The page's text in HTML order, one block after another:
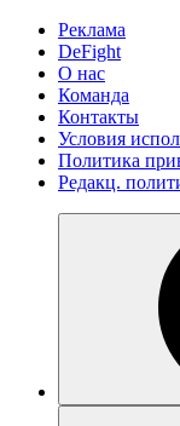
Реклама
DeFight
О нас
Команда
Контакты
Условия
Политика
Редакц.